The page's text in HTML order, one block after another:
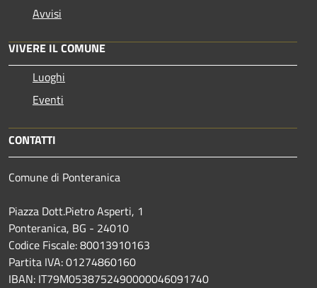
Avvisi
VIVERE IL COMUNE
Luoghi
Eventi
CONTATTI
Comune di Ponteranica
Piazza Dott.Pietro Asperti, 1
Ponteranica, BG - 24010
Codice Fiscale: 80013910163
Partita IVA: 01274860160
IBAN: IT79M0538752490000046091740